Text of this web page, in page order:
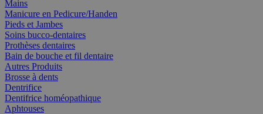
Mains
Manicure en Pedicure/Handen
Pieds et Jambes
Soins bucco-dentaires
Prothèses dentaires
Bain de bouche et fil dentaire
Autres Produits
Brosse à dents
Dentrifice
Dentifrice homéopathique
Aphtouses